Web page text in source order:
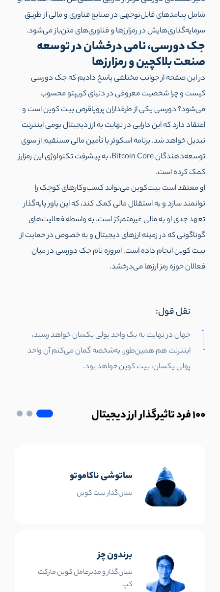
شامل پیامدهای قابل‌توجهی در صنایع فناوری و مالی از طریق
سرمایه‌گذاری‌هایش در رمزارزها و فناوری‌های متن‌باز می‌شود.
جک دورسی، نامی درخشان در توسعه
صنعت بلاکچین و رمزارزها
در این صفحه از جوانب مختلفی پاسخ دادیم که جک دورسی
کیست و چرا شخصیت معروفی در دنیای کریپتو محسوب
می‌شود؟ دورسی یکی از طرفداران پروپاقرص بیت کوین است و
اعتقاد دارد که این دارایی در نهایت به ارز دیجیتال بومی اینترنت
تبدیل خواهد شد. برنامه اسکوئر با تأمین مالی مستقیم از سوی
توسعه‌دهندگان Bitcoin Core، به پیشرفت تکنولوژی این رمزارز
کمک کرده است.
او معتقد است بیت‌کوین می‌تواند کسب‌وکارهای کوچک را
توانمند سازد و به استقلال مالی کمک کند، که این باور پایه‌گذار
تعهد جدی او به مالی غیرمتمرکز است. به واسطه فعالیت‌های
گوناگونی که در زمینه ارزهای دیجیتال و به خصوص در حمایت از
بیت کوین انجام داده است، امروزه نام جک دورسی در میان
فعالان حوزه رمز ارزها می‌درخشد.
نقل قول:
جهان در نهایت به یک واحد پولی یکسان خواهد رسید،
اینترنت هم همین‌طور. به‌شخصه گمان می‌کنم آن واحد
پولی یکسان،‌ بیت کوین خواهد بود.
100فرد تاثیرگذار ارز دیجیتال
ساتوشی ناکاموتو
بنیان‌گذار بیت کوین
برندون چز
بنیان‌گذار و مدیرعامل کوین مارکت
کپ